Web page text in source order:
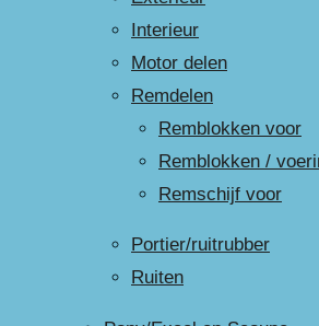
Interieur
Motor delen
Remdelen
Remblokken voor
Remblokken /
Remschijf voor
Portier/ruitrubber
Ruiten